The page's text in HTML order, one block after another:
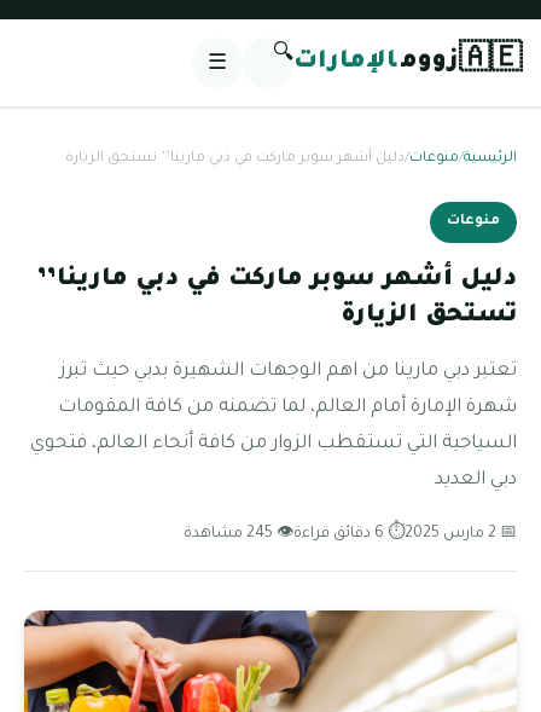
🇦🇪زوومالإمارات🔍
☰
الرئيسية/منوعات/دليل أشهر سوبر ماركت في دبي مارينا’’ تستحق الزيارة
منوعات
دليل أشهر سوبر ماركت في دبي مارينا’’
تستحق الزيارة
تعتبر دبي مارينا من اهم الوجهات الشهيرة بدبي حيث تبرز
شهرة الإمارة أمام العالم، لما تضمنه من كافة المقومات
السياحية التي تستقطب الزوار من كافة أنحاء العالم، فتحوي
دبي العديد
📅 2 مارس 2025 ⏱ 6 دقائق قراءة 👁 245 مشاهدة